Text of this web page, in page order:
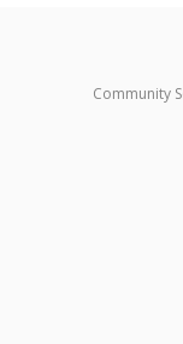
Community